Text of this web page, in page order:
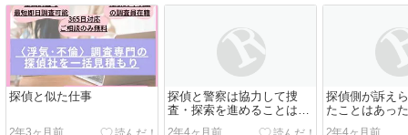
探偵と似た仕事
2年3ヶ月前
探偵と警察は協力して捜
査・探索を進めることはあ
るのか？
2年4ヶ月前
探偵側が訴え
たことはあっ
か？
2年4ヶ月前